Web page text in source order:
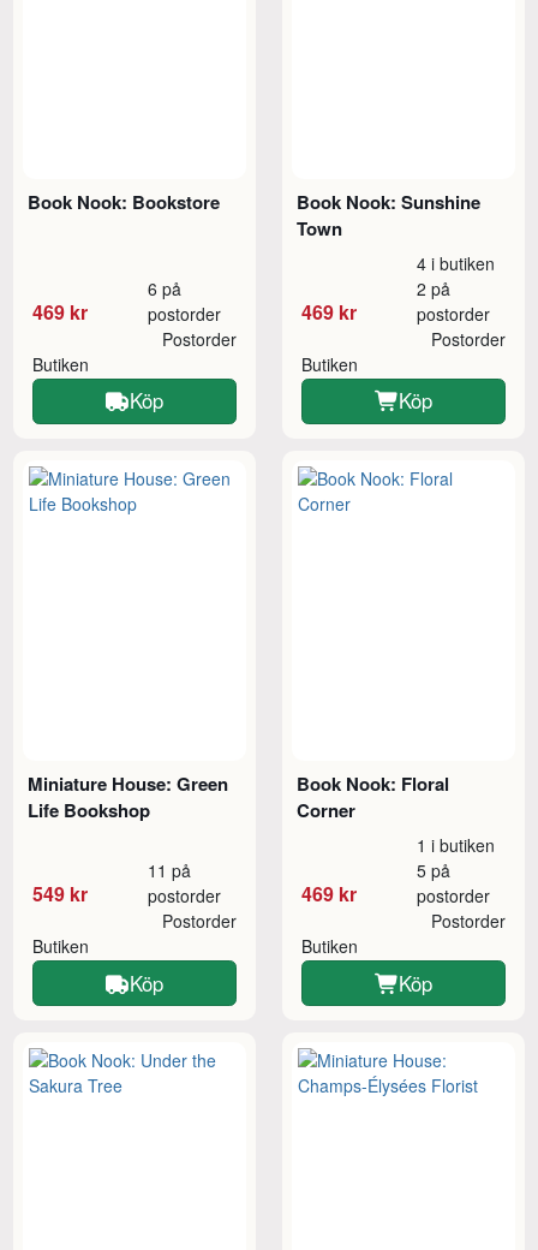
Book Nook: Bookstore
469 kr
6 på
postorder
Butiken
Postorder
Köp
Book Nook: Sunshine
Town
469 kr
4 i butiken
2 på
postorder
Butiken
Postorder
Köp
Miniature House: Green
Life Bookshop
549 kr
11 på
postorder
Butiken
Postorder
Köp
Book Nook: Floral
Corner
469 kr
1 i butiken
5 på
postorder
Butiken
Postorder
Köp